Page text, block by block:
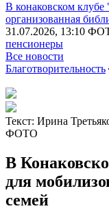
В конаковском
организованная
31.07.2026, 13:10
пенсионеры
Все новости
Благотворительность
Текст: Ирина
ФОТО
В
для
семей